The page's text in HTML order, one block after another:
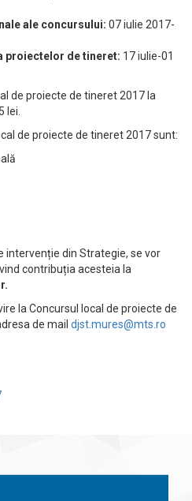
ale concursului: 07 iulie 2017-
proiectelor de tineret: 17 iulie-01
de proiecte de tineret 2017 la
lei.
de proiecte de tineret 2017 sunt:
intervenție din Strategie, se vor
contribuția acesteia la
la Concursul local de proiecte de
de mail djst.mures@mts.ro